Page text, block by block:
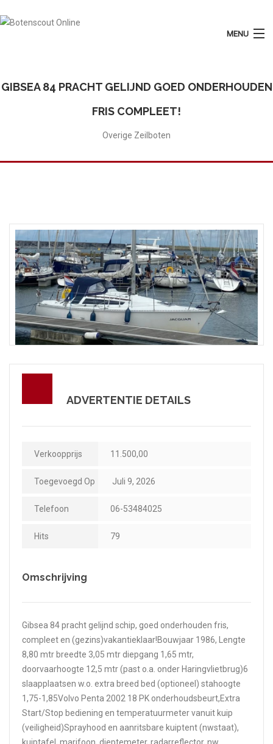
MENU
Plaats Advertentie
GIBSEA 84 PRACHT GELIJND GOED ONDERHOUDEN
FRIS COMPLEET!
Overige Zeilboten
ADVERTENTIE DETAILS
Verkoopprijs 11.500,00
Toegevoegd Op Juli 9, 2026
Telefoon 06-53484025
Hits 79
Omschrijving
Gibsea 84 pracht gelijnd schip, goed onderhouden fris,
compleet en (gezins)vakantieklaar!Bouwjaar 1986, Lengte
8,80 mtr breedte 3,05 mtr diepgang 1,65 mtr,
doorvaarhoogte 12,5 mtr (past o.a. onder Haringvlietbrug)6
slaapplaatsen w.o. extra breed bed (optioneel) stahoogte
1,75-1,85Volvo Penta 2002 18 PK onderhoudsbeurt,Extra
Start/Stop bediening en temperatuurmeter vanuit kuip
(veiligheid)Sprayhood en aanritsbare kuiptent (nwstaat),
kuiptafel, marifoon, dieptemeter, radarreflector, nw